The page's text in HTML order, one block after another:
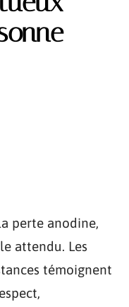
perte anodine,
attendu. Les
témoignent